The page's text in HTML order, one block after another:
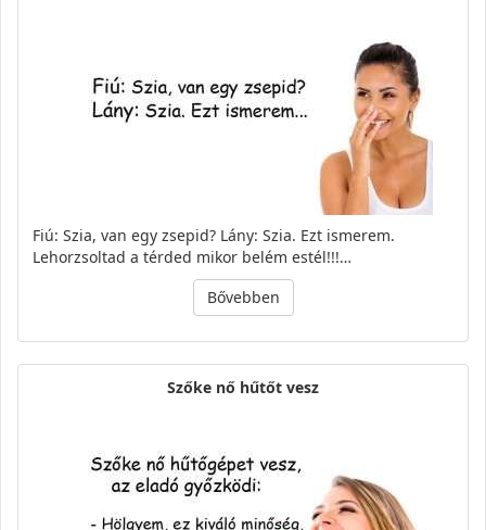
Fiú: Szia, van egy zsepid? Lány: Szia. Ezt ismerem.
Lehorzsoltad a térded mikor belém estél!!!…
Bővebben
Szőke nő hűtőt vesz